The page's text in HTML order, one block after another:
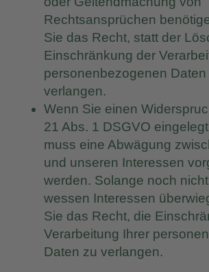
Rechtsansprüchen
Sie das Recht, statt der
Einschränkung der
personenbezogenen Daten
verlangen.
Wenn Sie einen
21 Abs. 1 DSGVO
muss eine Abwägung
und unseren Interessen
werden. Solange noch
wessen Interessen
Sie das Recht, die
Verarbeitung Ihrer
Daten zu verlangen.